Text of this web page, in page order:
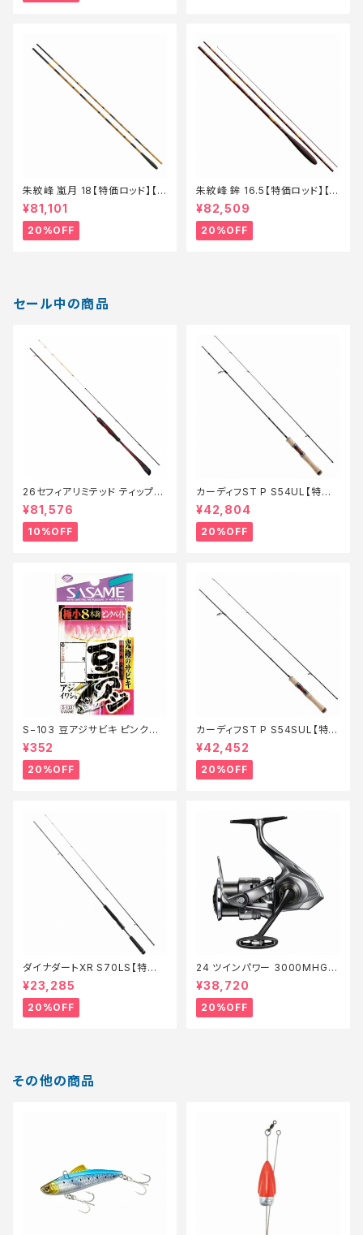
朱紋峰 嵐月 18【特価ロッド】【2
0】
¥81,101
20%OFF
朱紋峰 鉾 16.5【特価ロッド】【2
0】
¥82,509
20%OFF
セール中の商品
26セフィアリミテッド ティップエ
ギング S63ML+S【継続セール_
ロッド】【10】
¥81,576
10%OFF
カーディフST P S54UL【特価
ロッド】【20】
¥42,804
20%OFF
S−103 豆アジサビキ ピンクベ
イト 1【特価仕掛】【20】
¥352
20%OFF
カーディフST P S54SUL【特価
ロッド】【20】
¥42,452
20%OFF
ダイナダートXR S70LS【特価
ロッド】【20】
¥23,285
20%OFF
24 ツインパワー 3000MHG
【特価リール】【20】
¥38,720
20%OFF
その他の商品